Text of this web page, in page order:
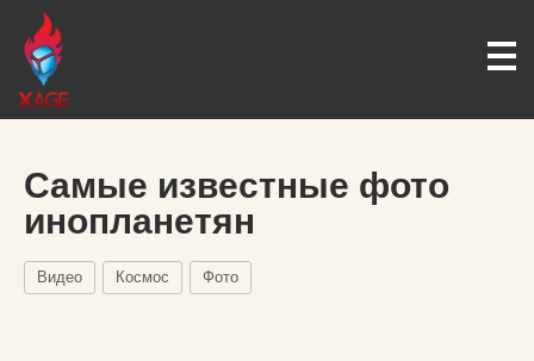
Самые известные фото
инопланетян
Видео Космос Фото